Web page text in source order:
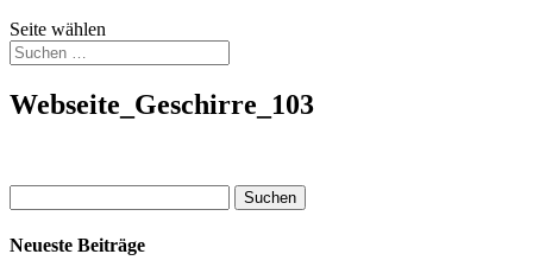
Seite wählen
Webseite_Geschirre_103
nach:
Neueste Beiträge